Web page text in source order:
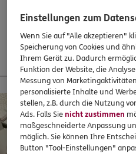
ERGO Berater finden
Kundenportal Log-in
Schöneberg
Waren-Müritz Weiden
Dosse
13 %
Einstellungen zum
Wenn Sie auf "Alle akzeptieren"
Speicherung von Cookies und
Ihrem Gerät zu. Dadurch
Funktion der Website, die
Messung von
personalisierte Inhalte und
stellen, z.B. durch die Nutzung
Ads. Falls Sienicht zustimmen
maßgeschneiderte Anpassung
möglich. Sie können Ihre
Button "Tool-Einstellungen"